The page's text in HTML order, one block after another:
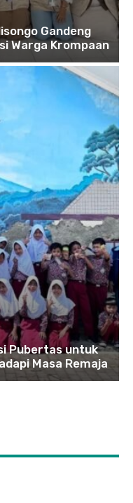
Gandeng
Warga Krompaan
Pubertas untuk
Masa Remaja